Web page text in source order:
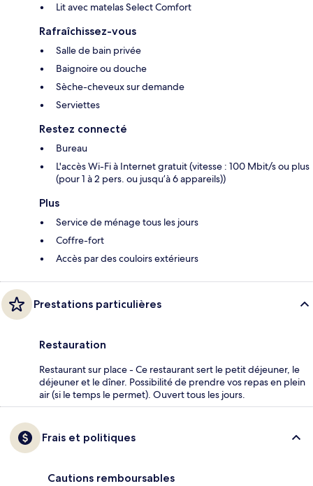
Lit avec matelas Select Comfort
Rafraîchissez-vous
Salle de bain privée
Baignoire ou douche
Sèche-cheveux sur demande
Serviettes
Restez connecté
Bureau
L'accès Wi-Fi à Internet gratuit (vitesse : 100 Mbit/s ou plus
(pour 1 à 2 pers. ou jusqu’à 6 appareils))
Plus
Service de ménage tous les jours
Coffre-fort
Accès par des couloirs extérieurs
Prestations particulières
Restauration
Restaurant sur place - Ce restaurant sert le petit déjeuner, le
déjeuner et le dîner. Possibilité de prendre vos repas en plein
air (si le temps le permet). Ouvert tous les jours.
Frais et politiques
Cautions remboursables